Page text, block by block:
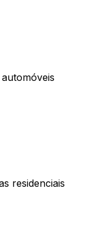
residenciais